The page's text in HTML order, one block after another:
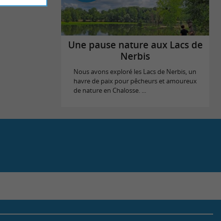
Une pause nature aux Lacs de
Nerbis
Nous avons exploré les Lacs de Nerbis, un
havre de paix pour pêcheurs et amoureux
de nature en Chalosse. ...